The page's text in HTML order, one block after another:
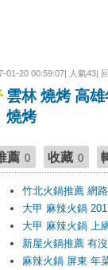
01-20 00:59:07| 人氣43|
雲林 燒烤 高
燒烤
薦 0 收藏 0
竹北火鍋推薦 網
大甲 麻辣火鍋
大甲 麻辣火鍋 上
新屋火鍋推薦 有
麻辣火鍋 屏東 年